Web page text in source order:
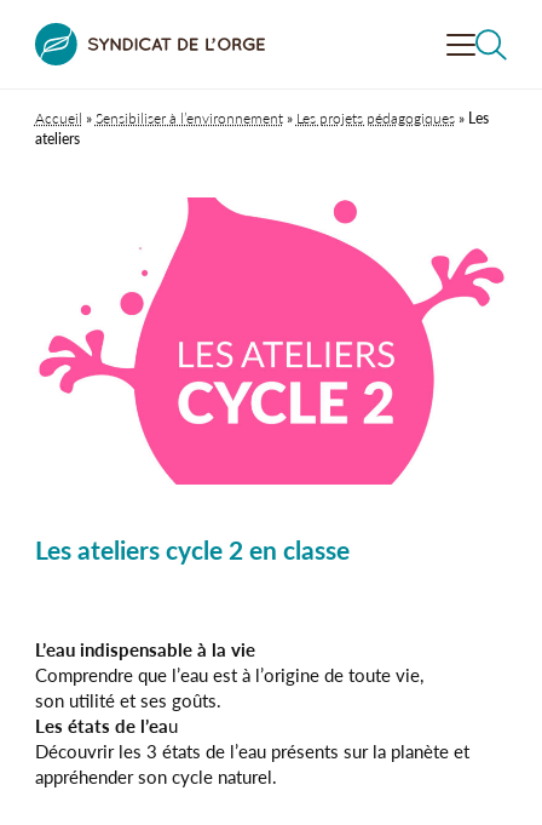
VALORISER
L'ASSAINISSEMENT
PRÉVENIR LE RISQUE
DÉCOUVRIR
SENSIBILISER À L’ENVIRONNEMENT
LE SYNDICAT
Accueil »Sensibiliser à l’environnement» Les projets pédagogiques» Les
ateliers
Les ateliers cycle 2 en classe
L’eau indispensable à la vie
Comprendre que l’eau est à l’origine de toute vie,
son utilité et ses goûts.
Les états de l’eau
Découvrir les 3 états de l’eau présents sur la planète et
appréhender son cycle naturel.